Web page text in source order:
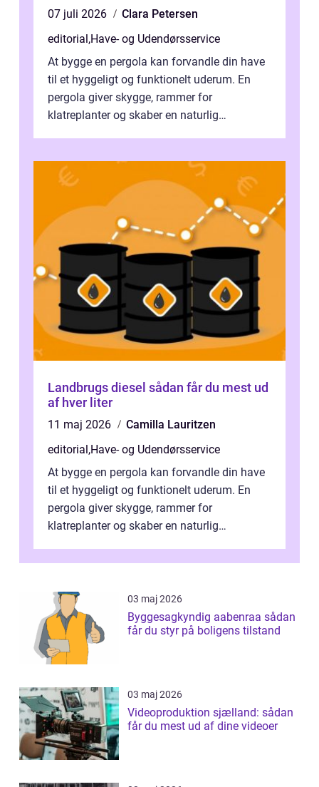
07 juli 2026
Clara Petersen
editorial,Have- og Udendørsservice
At bygge en pergola kan forvandle din have
til et hyggeligt og funktionelt uderum. En
pergola giver skygge, rammer for
klatreplanter og skaber en naturlig
Landbrugs diesel sådan får du mest ud
af hver liter
11 maj 2026
Camilla Lauritzen
editorial,Have- og Udendørsservice
At bygge en pergola kan forvandle din have
til et hyggeligt og funktionelt uderum. En
pergola giver skygge, rammer for
klatreplanter og skaber en naturlig
d...
03 maj 2026
Byggesagkyndig aabenraa sådan
får du styr på boligens tilstand
03 maj 2026
Videoproduktion sjælland: sådan
får du mest ud af dine videoer